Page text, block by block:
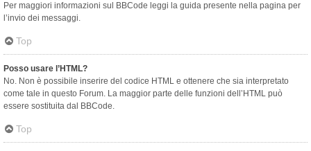
Per maggiori informazioni sul BBCode leggi la guida presente nella pagina per
l’invio dei messaggi.
Top
Posso usare l’HTML?
No. Non è possibile inserire del codice HTML e ottenere che sia interpretato
come tale in questo Forum. La maggior parte delle funzioni dell’HTML può
essere sostituita dal BBCode.
Top